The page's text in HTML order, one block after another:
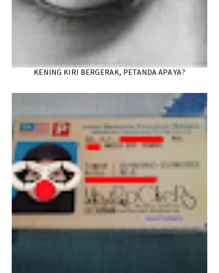
KENING KIRI BERGERAK, PETANDA APA YA?